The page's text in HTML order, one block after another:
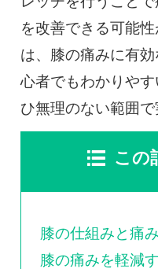
治療電
※上記電話番号をタッ
電話受付時間：月〜金
を改善できる可能
は、膝の痛みに有
心者でもわかりや
ひ無理のない範囲で
この
膝の仕組みと痛
膝の痛みを軽減